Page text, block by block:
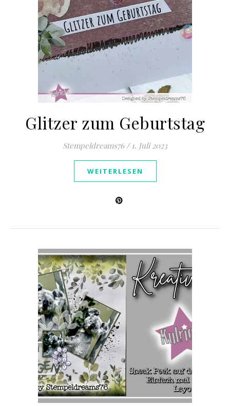
Glitzer zum Geburtstag
Stempeldreams76 / 1. Juli 2023
WEITERLESEN